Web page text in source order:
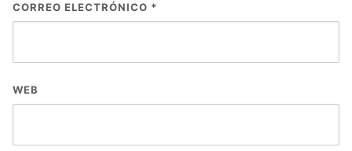
CORREO ELECTRÓNICO *
WEB